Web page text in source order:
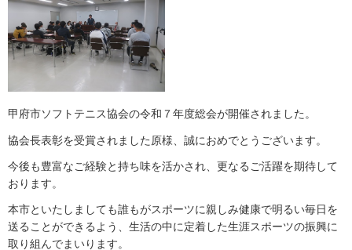
甲府市ソフトテニス協会の令和７年度総会が開催されました。
協会長表彰を受賞されました原様、誠におめでとうございます。
今後も豊富なご経験と持ち味を活かされ、更なるご活躍を期待して
おります。
本市といたしましても誰もがスポーツに親しみ健康で明るい毎日を
送ることができるよう、生活の中に定着した生涯スポーツの振興に
取り組んでまいります。